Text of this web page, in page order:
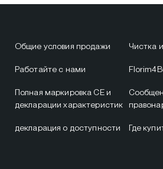
Общие условия продажи
Работайте с нами
Полная маркировка CE и
декларации характеристик
декларация о доступности
Чистка
Где